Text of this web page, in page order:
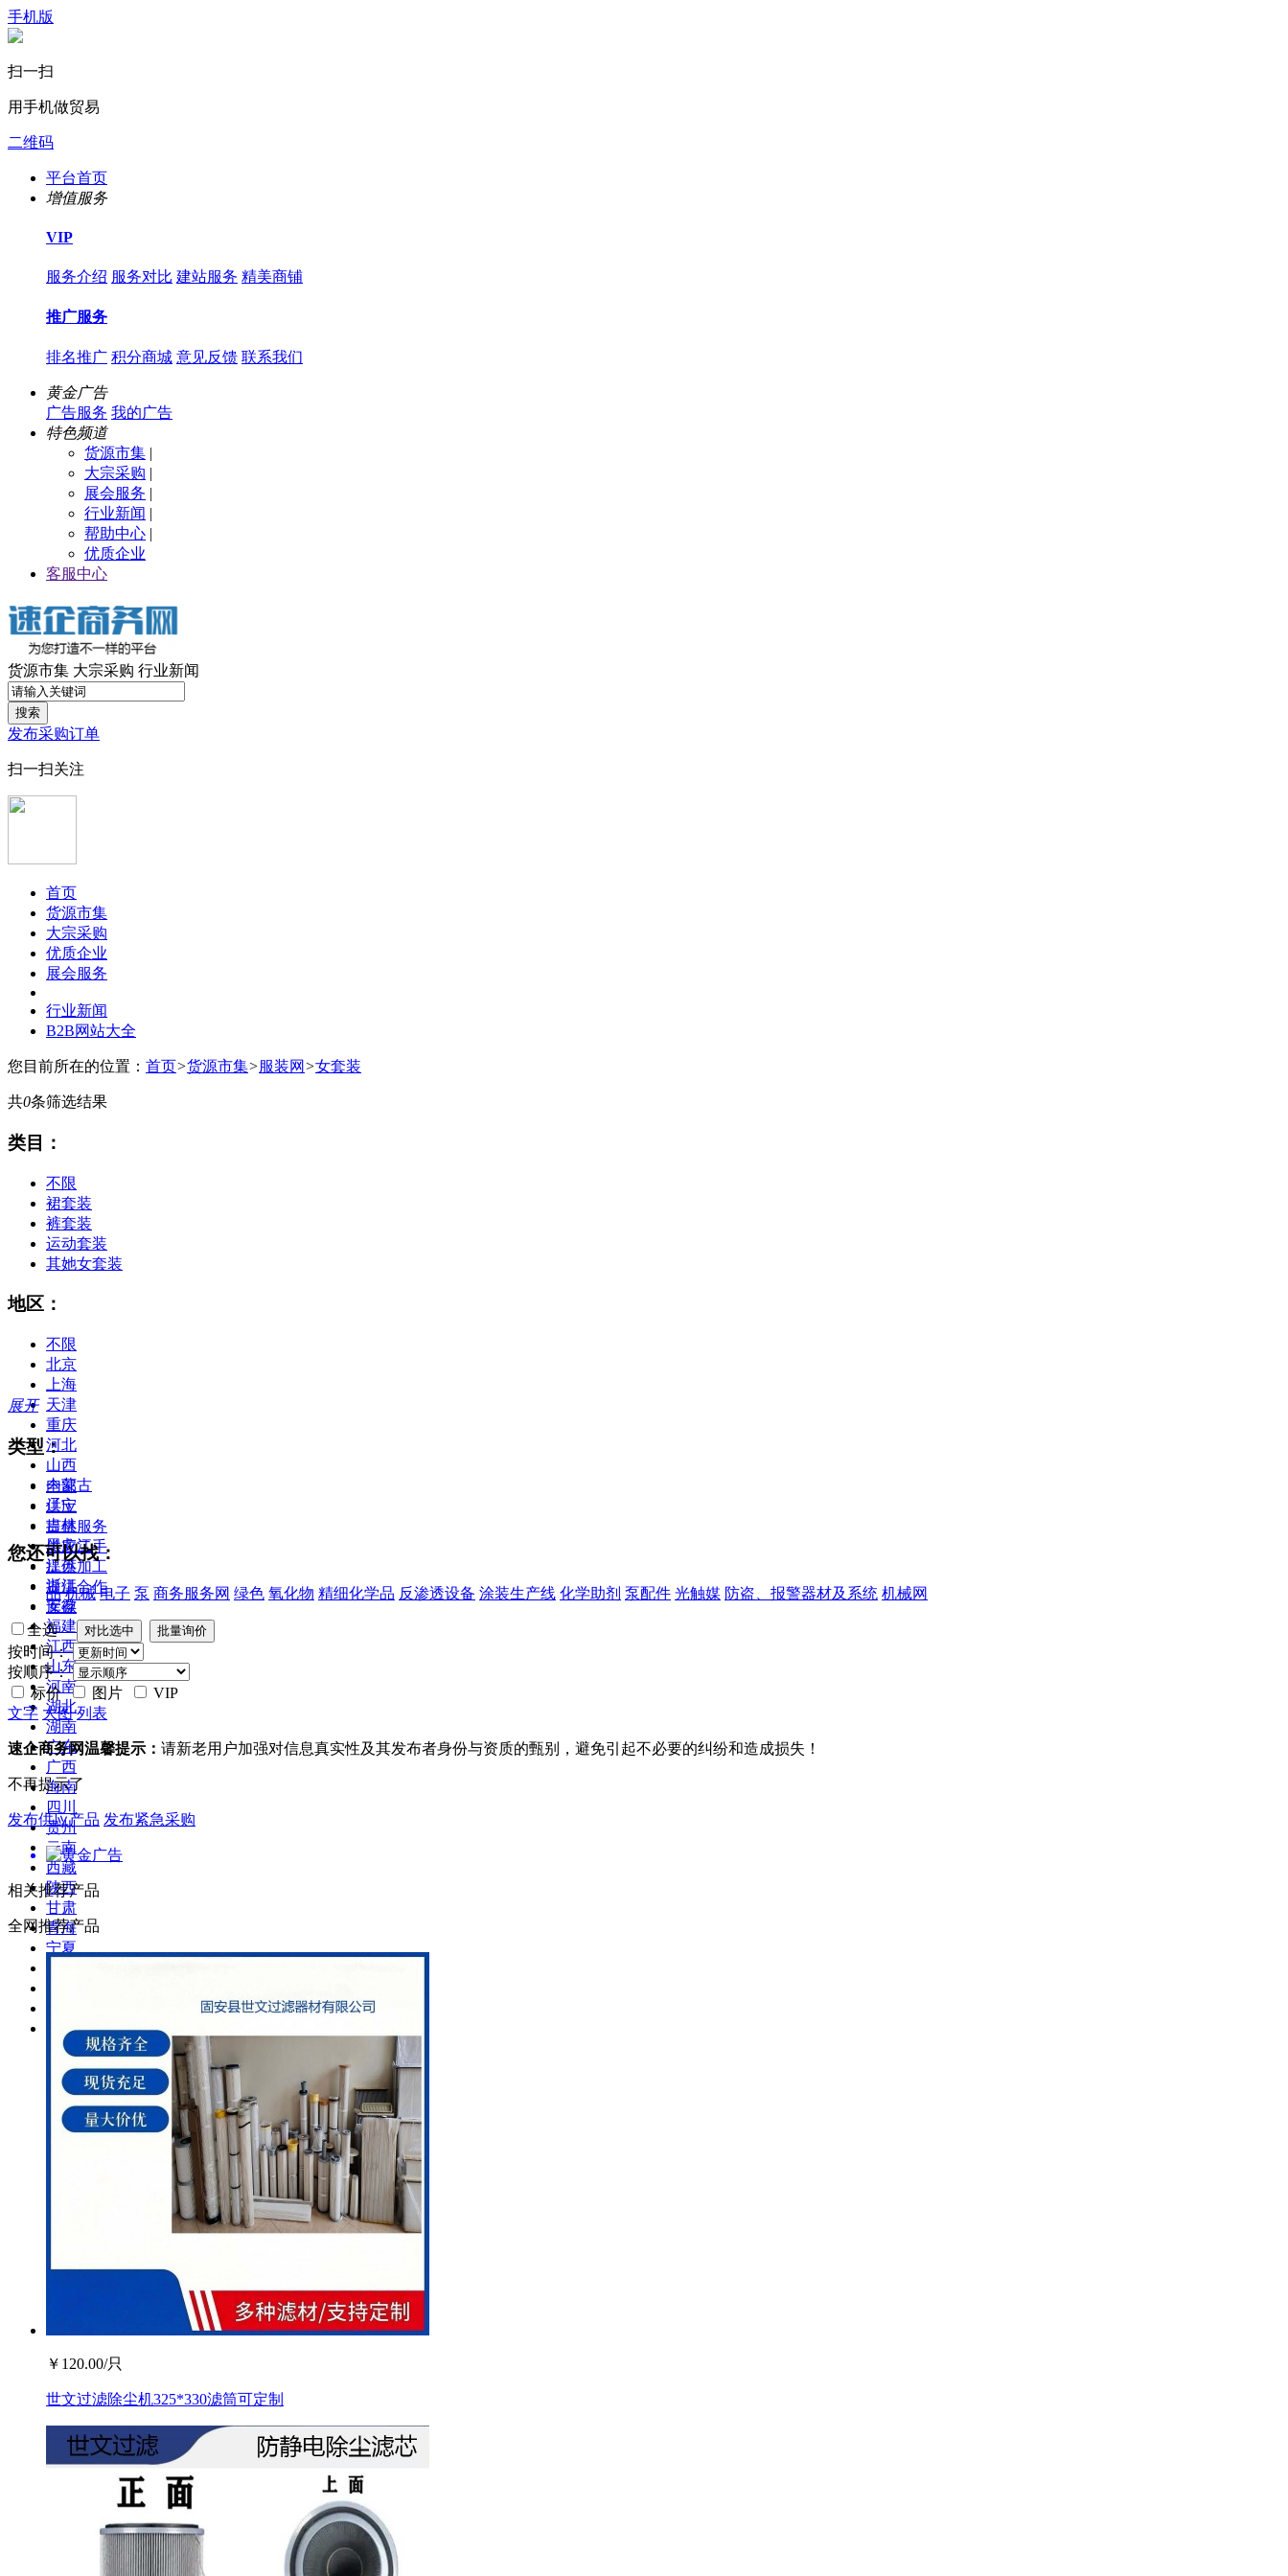
手机版
扫一扫
用手机做贸易
二维码
平台首页
增值服务
VIP
服务介绍 服务对比 建站服务 精美商铺
推广服务
排名推广 积分商城 意见反馈 联系我们
黄金广告
广告服务 我的广告
特色频道
货源市集 |
大宗采购 |
展会服务 |
行业新闻 |
帮助中心 |
优质企业
客服中心
货源市集 大宗采购 行业新闻
搜索
发布采购订单
扫一扫关注
首页
货源市集
大宗采购
优质企业
展会服务
行业新闻
B2B网站大全
您目前所在的位置： 首页>货源市集>服装网 >女套装
共0条筛选结果
类目：
不限
裙套装
裤套装
运动套装
其她女套装
地区：
不限
北京
上海
天津
重庆
河北
山西
内蒙古
辽宁
吉林
黑龙江
江苏
浙江
安徽
福建
江西
山东
河南
湖北
湖南
广东
广西
海南
四川
贵州
云南
西藏
陕西
甘肃
青海
宁夏
澳门
展开
类型：
全部
供应
提供服务
供应二手
提供加工
提供合作
库存
您还可以找：
品 机械 电子 泵 商务服务网 绿色 氧化物 精细化学品 反渗透设备 涂装生产线 化学助剂 泵配件 光触媒 防盗、报警器材及系统 机械网
全选
按时间：
按顺序：
标价
图片
VIP
文字 大图 列表
速企商务网温馨提示： 请新老用户加强对信息真实性及其发布者身份与资质的甄别，避免引起不必要的纠纷和造成损失！
不再提示了
发布供应产品 发布紧急采购
相关推荐产品
全网推荐产品
￥ 120.00/只
世文过滤除尘机325*330滤筒可定制